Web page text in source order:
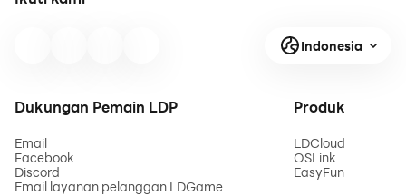
Indonesia
Dukungan Pemain LDP
Email
Facebook
Discord
Email layanan pelanggan LDGame
Produk
LDCloud
OSLink
EasyFun